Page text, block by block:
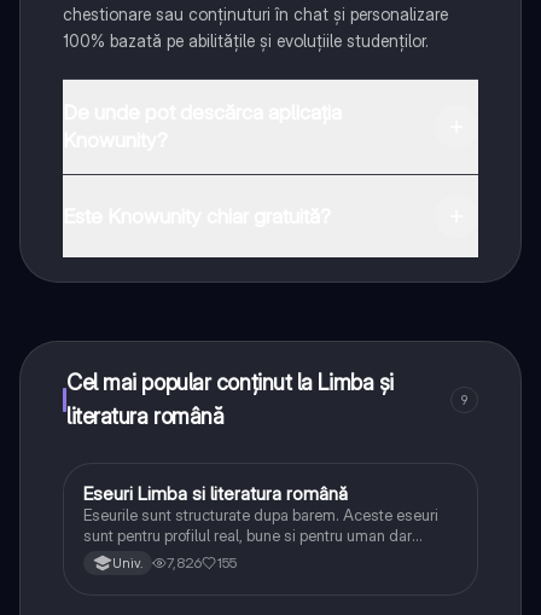
chestionare sau conținuturi în chat și personalizare
100% bazată pe abilitățile și evoluțiile studenților.
Cel mai popular conținut la Limba și
literatura română
9
Limba și literatura română
Eseuri Limba si literatura română
Eseurile sunt structurate dupa barem. Aceste eseuri
sunt pentru profilul real, bune si pentru uman dar
lipsesc relatiile dintre personaje si caracrerizarile.
Univ. 7,826 155